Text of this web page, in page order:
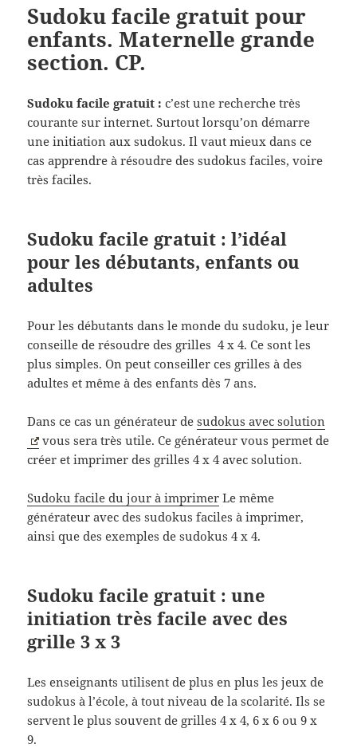
Sudoku facile gratuit pour
enfants. Maternelle grande
section. CP.
Sudoku facile gratuit : c’est une recherche très
courante sur internet. Surtout lorsqu’on démarre
une initiation aux sudokus. Il vaut mieux dans ce
cas apprendre à résoudre des sudokus faciles, voire
très faciles.
Sudoku facile gratuit : l’idéal
pour les débutants, enfants ou
adultes
Pour les débutants dans le monde du sudoku, je leur
conseille de résoudre des grilles 4 x 4. Ce sont les
plus simples. On peut conseiller ces grilles à des
adultes et même à des enfants dès 7 ans.
Dans ce cas un générateur desudokus avec solution
vous sera très utile. Ce générateur vous permet de
créer et imprimer des grilles 4 x 4 avec solution.
Sudoku facile du jour à imprimer Le même
générateur avec des sudokus faciles à imprimer,
ainsi que des exemples de sudokus 4 x 4.
Sudoku facile gratuit : une
initiation très facile avec des
grille 3 x 3
Les enseignants utilisent de plus en plus les jeux de
sudokus à l’école, à tout niveau de la scolarité. Ils se
servent le plus souvent de grilles 4 x 4, 6 x 6 ou 9 x
9.